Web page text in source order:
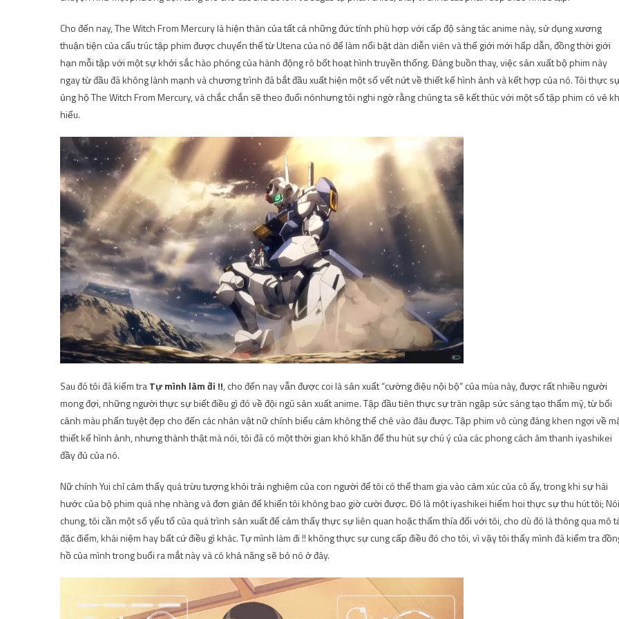
Cho đến nay, The Witch From Mercury là hiện thân của tất cả những đức tính phù hợp với cấp độ sáng tác anime này, sử dụng xương
thuận tiện của cấu trúc tập phim được chuyển thể từ Utena của nó để làm nổi bật dàn diễn viên và thế giới mới hấp dẫn, đồng thời giới
hạn mỗi tập với một sự khởi sắc hào phóng của hành động rô bốt hoạt hình truyền thống. Đáng buồn thay, việc sản xuất bộ phim này
ngay từ đầu đã không lành mạnh và chương trình đã bắt đầu xuất hiện một số vết nứt về thiết kế hình ảnh và kết hợp của nó. Tôi thực
ủng hộ The Witch From Mercury, và chắc chắn sẽ theo đuổi nónhưng tôi nghi ngờ rằng chúng ta sẽ kết thúc với một số tập phim có vẻ
hiểu.
Sau đó tôi đã kiểm traTự mình làm đi !!, cho đến nay vẫn được coi là sản xuất “cường điệu nội bộ” của mùa này, được rất nhiều người
mong đợi, những người thực sự biết điều gì đó về đội ngũ sản xuất anime. Tập đầu tiên thực sự tràn ngập sức sáng tạo thẩm mỹ, từ bối
cảnh màu phấn tuyệt đẹp cho đến các nhân vật nữ chính biểu cảm không thể chê vào đâu được. Tập phim vô cùng đáng khen ngợi về
thiết kế hình ảnh, nhưng thành thật mà nói, tôi đã có một thời gian khó khăn để thu hút sự chú ý của các phong cách âm thanh iyashikei
đầy đủ của nó.
Nữ chính Yui chỉ cảm thấy quá trừu tượng khỏi trải nghiệm của con người để tôi có thể tham gia vào cảm xúc của cô ấy, trong khi sự hài
hước của bộ phim quá nhẹ nhàng và đơn giản để khiến tôi không bao giờ cười được. Đó là một iyashikei hiếm hoi thực sự thu hút tôi; Nói
chung, tôi cần một số yếu tố của quá trình sản xuất để cảm thấy thực sự liên quan hoặc thấm thía đối với tôi, cho dù đó là thông qua mô
đặc điểm, khái niệm hay bất cứ điều gì khác. Tự mình làm đi !! không thực sự cung cấp điều đó cho tôi, vì vậy tôi thấy mình đã kiểm tra
hồ của mình trong buổi ra mắt này và có khả năng sẽ bỏ nó ở đây.